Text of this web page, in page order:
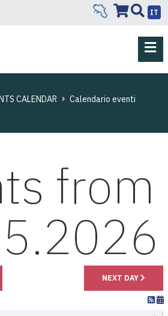
IT
CALENDAR Calendario eventi
from
NEXT DAY